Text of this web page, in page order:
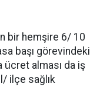
bir hemşire 6/ 10
başı görevindeki
ücret alması da iş
ilçe sağlık